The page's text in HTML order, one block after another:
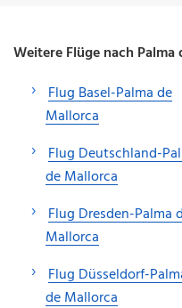
Weitere Flüge nach
Flug Basel-Palma de
Mallorca
Flug Deutschland-
de Mallorca
Flug Dresden-Palma
Mallorca
Flug Düsseldorf-
de Mallorca